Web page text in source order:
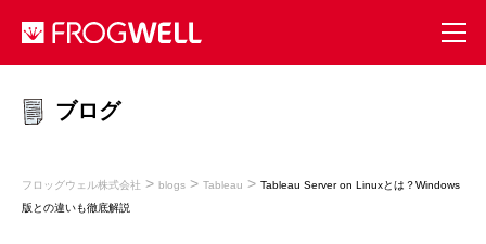
ブログ
フロッグウェル株式会社 > blogs > Tableau > Tableau Server on Linuxとは？Windows
版との違いも徹底解説